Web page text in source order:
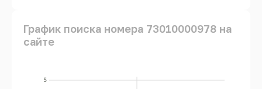
График поиска номера 73010000978 на
сайте
5